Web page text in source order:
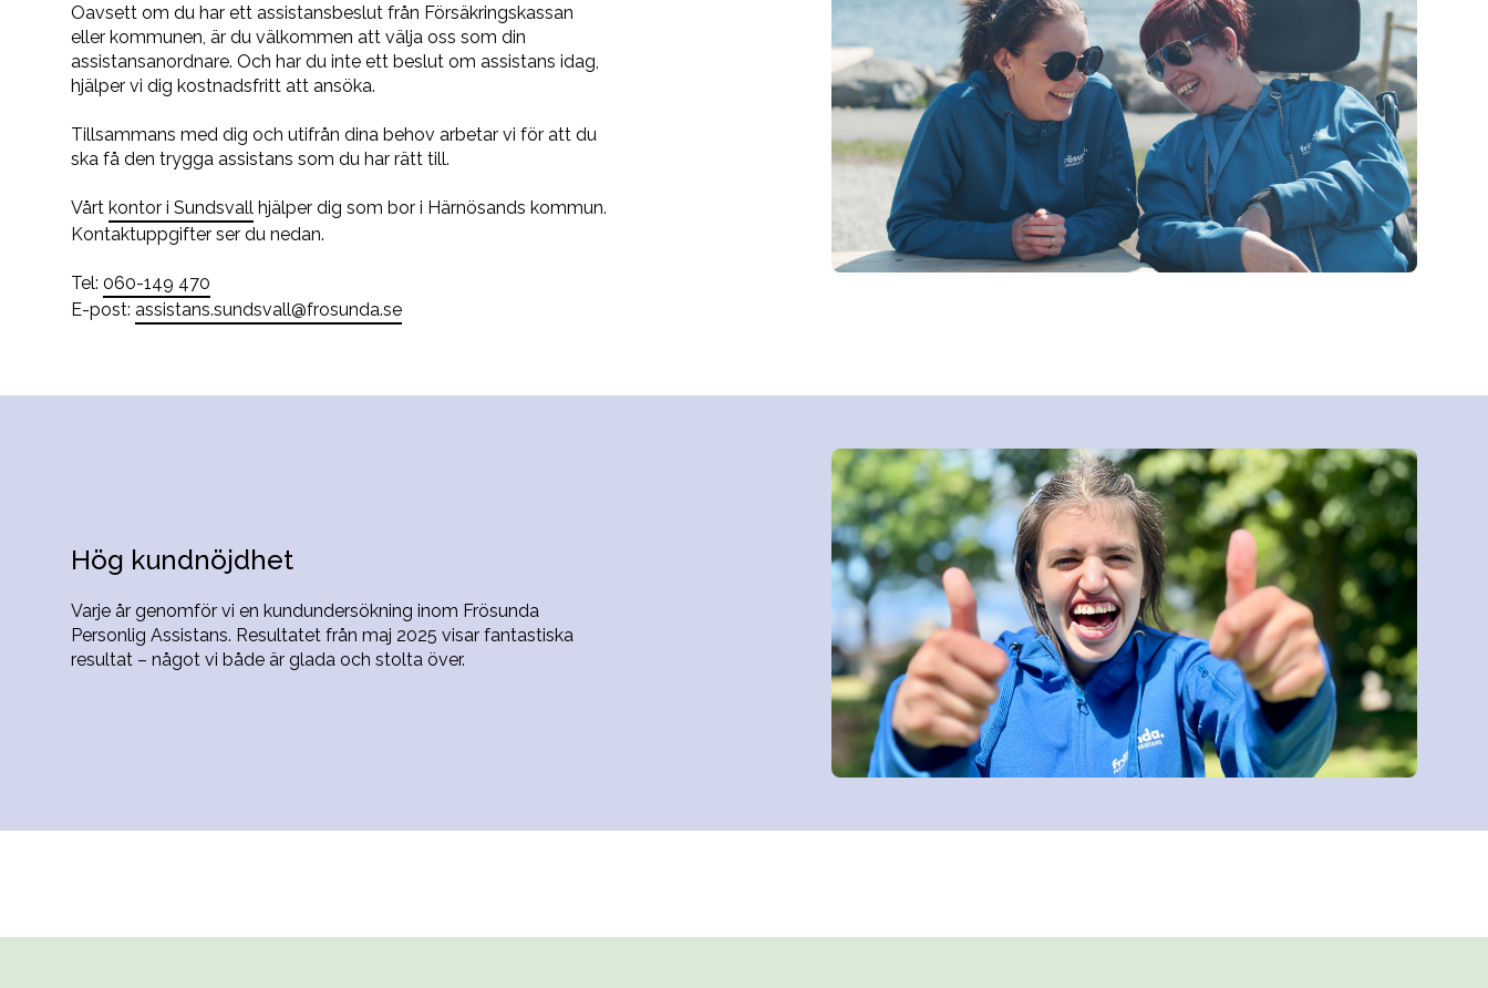
Oavsett om du har ett assistansbeslut från Försäkringskassan
eller kommunen, är du välkommen att välja oss som din
assistansanordnare. Och har du inte ett beslut om assistans idag,
hjälper vi dig kostnadsfritt att ansöka.
Tillsammans med dig och utifrån dina behov arbetar vi för att du
ska få den trygga assistans som du har rätt till.
Vårt kontor i Sundsvall hjälper dig som bor i Härnösands kommun.
Kontaktuppgifter ser du nedan.
Tel: 060-149 470
E-post: assistans.sundsvall@frosunda.se
Hög kundnöjdhet
Varje år genomför vi en kundundersökning inom Frösunda
Personlig Assistans. Resultatet från maj 2025 visar fantastiska
resultat – något vi både är glada och stolta över.